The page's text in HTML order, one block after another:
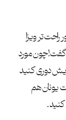
تر ویزا
گفت! چون مورد
دوری کنید
یونان هم